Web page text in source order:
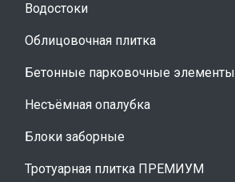
Водостоки
Облицовочная плитка
Бетонные парковочные элементы
Несъёмная опалубка
Блоки заборные
Тротуарная плитка ПРЕМИУМ